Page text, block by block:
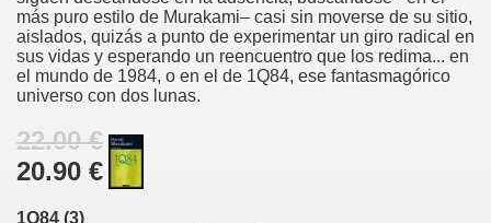
más puro estilo de Murakami– casi sin moverse de su sitio,
aislados, quizás a punto de experimentar un giro radical en
sus vidas y esperando un reencuentro que los redima... en
el mundo de 1984, o en el de 1Q84, ese fantasmagórico
universo con dos lunas.
22.00 €
20.90 €
1Q84 (3)